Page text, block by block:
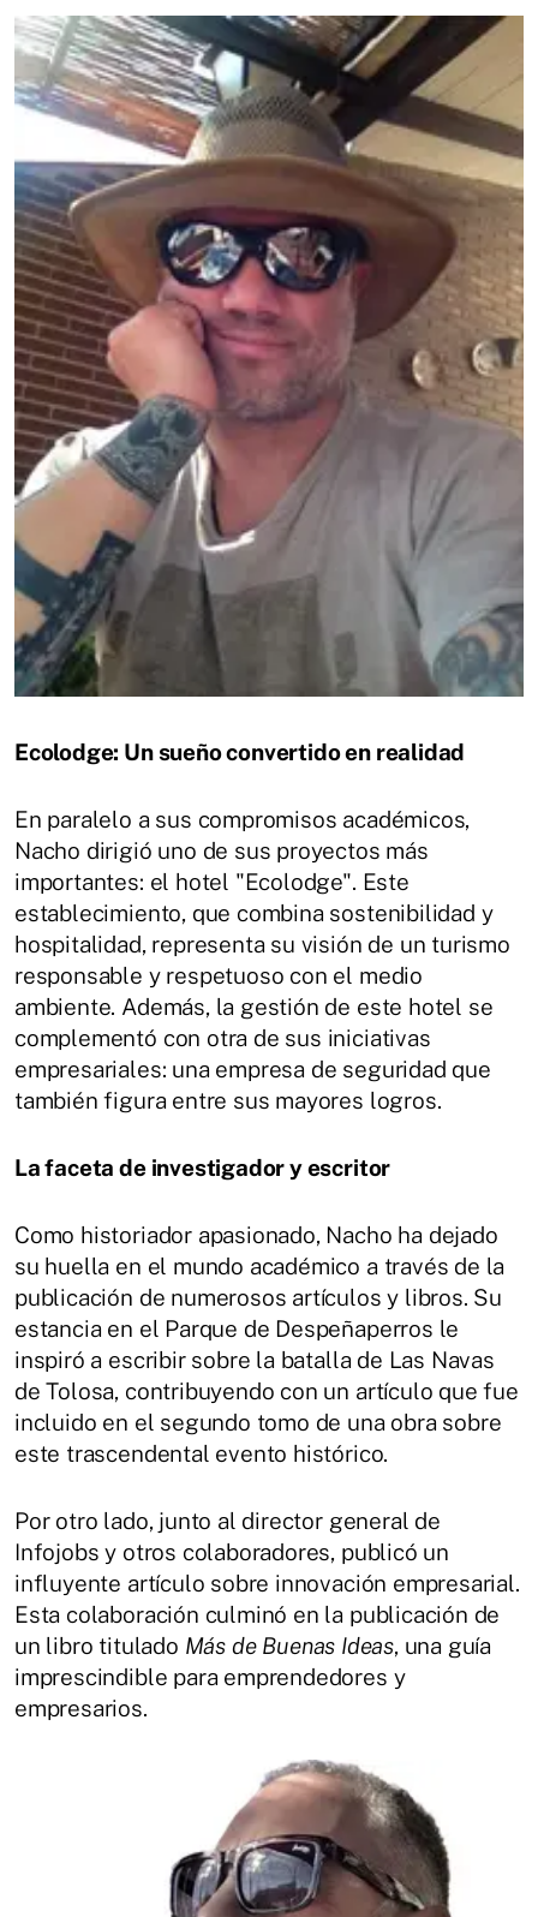
Ecolodge: Un sueño convertido en realidad
En paralelo a sus compromisos académicos,
Nacho dirigió uno de sus proyectos más
importantes: el hotel "Ecolodge". Este
establecimiento, que combina sostenibilidad y
hospitalidad, representa su visión de un turismo
responsable y respetuoso con el medio
ambiente. Además, la gestión de este hotel se
complementó con otra de sus iniciativas
empresariales: una empresa de seguridad que
también figura entre sus mayores logros.
La faceta de investigador y escritor
Como historiador apasionado, Nacho ha dejado
su huella en el mundo académico a través de la
publicación de numerosos artículos y libros. Su
estancia en el Parque de Despeñaperros le
inspiró a escribir sobre la batalla de Las Navas
de Tolosa, contribuyendo con un artículo que fue
incluido en el segundo tomo de una obra sobre
este trascendental evento histórico.
Por otro lado, junto al director general de
Infojobs y otros colaboradores, publicó un
influyente artículo sobre innovación empresarial.
Esta colaboración culminó en la publicación de
un libro titulado Más de Buenas Ideas, una guía
imprescindible para emprendedores y
empresarios.